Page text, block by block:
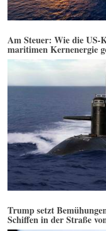
Am Steuer: Wie die US-
maritimen Kernenergie
Trump setzt
Schiffen in der Straße